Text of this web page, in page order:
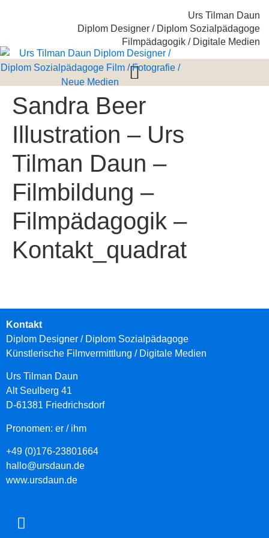
Urs Tilman Daun
Diplom Designer / Diplom Sozialpädagoge
Filmpädagogik / Digitale Medien
Sandra Beer
Illustration – Urs
Tilman Daun –
Filmbildung –
Filmpädagogik –
Kontakt_quadrat
Kontakt
Diplom Designer / Diplom Sozialpädagoge
Künstlerische Filmvermittlung / Digitale Medien
Urs Tilman Daun
Alt Seulberg 41
D-61381 Friedrichsdorf
Pronomen: er / ihm
+49 (0)176-23801664
hallo@ursdaun.de
www.ursdaun.de